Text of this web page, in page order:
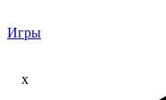
Игры
x